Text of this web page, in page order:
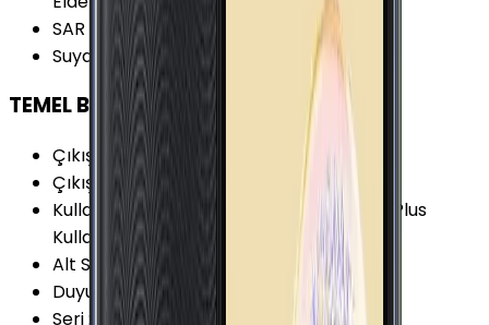
SAR Değeri 10g (Vücut)
1.334 W/kg
Suya Dayanıklılık
:Yok
TEMEL BİLGİLER
Çıkış Yılı :2018
Çıkış Tarihi:
2018, Ekim
Kullanım Kılavuzu Samsung Galaxy J6+ Plus
Kullanım Kılavuzu
Alt Seri:Samsung Galaxy J6
Duyurulma Tarihi
2018, Eylül
Seri: Samsung Galaxy J